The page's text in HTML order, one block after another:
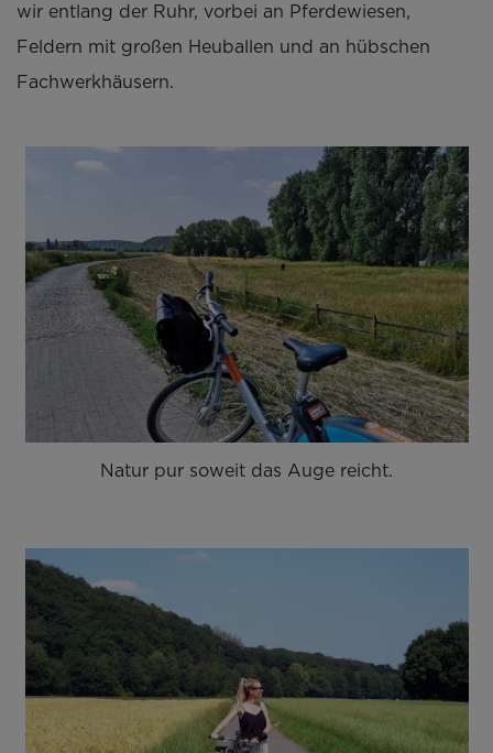
wir entlang der Ruhr, vorbei an Pferdewiesen,
Feldern mit großen Heuballen und an hübschen
Fachwerkhäusern.
Natur pur soweit das Auge reicht.